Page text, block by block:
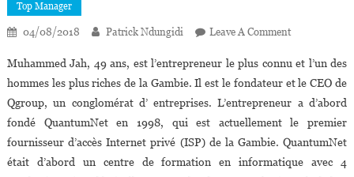
Top Manager
04/08/2018 Patrick Ndungidi Leave A CommentOn
Jah,
Le
Plus
Grand
Entrepreneur
À
Muhammed Jah, 49 ans, est l’entrepreneur le plus connu et l’un des
hommes les plus riches de la Gambie. Il est le fondateur et le CEO de
Qgroup, un conglomérat d’ entreprises. L’entrepreneur a d’abord
fondé QuantumNet en 1998, qui est actuellement le premier
fournisseur d’accès Internet privé (ISP) de la Gambie. QuantumNet
était d’abord un centre de formation en informatique avec 4